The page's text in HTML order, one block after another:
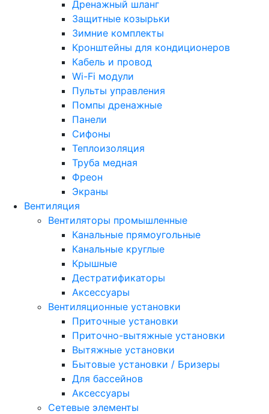
Дренажный шланг
Защитные козырьки
Зимние комплекты
Кронштейны для кондиционеров
Кабель и провод
Wi-Fi модули
Пульты управления
Помпы дренажные
Панели
Сифоны
Теплоизоляция
Труба медная
Фреон
Экраны
Вентиляция
Вентиляторы промышленные
Канальные прямоугольные
Канальные круглые
Крышные
Дестратификаторы
Аксессуары
Вентиляционные установки
Приточные установки
Приточно-вытяжные установки
Вытяжные установки
Бытовые установки / Бризеры
Для бассейнов
Аксессуары
Сетевые элементы